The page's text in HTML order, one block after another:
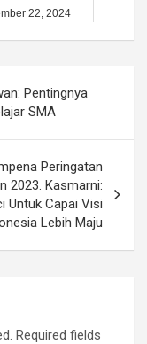
22, 2024
Pentingnya
SMA
Peringatan
2023. Kasmarni:
Untuk Capai Visi
Lebih Maju
Required fields